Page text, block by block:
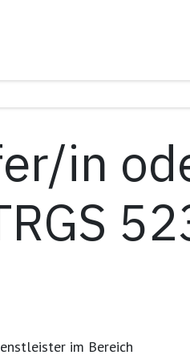
in
im Bereich